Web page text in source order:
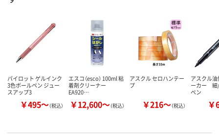
数量
カゴへ
数量
カ
パイロット ゲルインク
3色ボールペン ジュー
スアップ3
￥495～（税込）
エスコ（esco） 100ml 粘
着剤クリーナー
EA920…
￥12,600～（税込）
アスクル セロハンテー
プ
￥216～（税込）
アスクル
ーカー
ペン
￥